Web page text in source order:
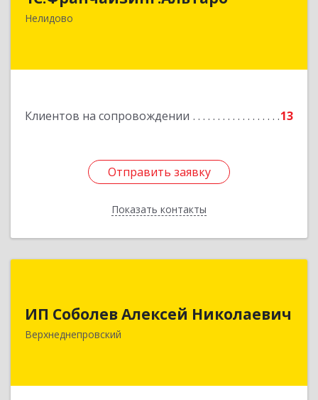
Нелидово
Клиентов на сопровождении 13
Отправить заявку
Показать контакты
Отправить заявку
Назад
ИП Соболев Алексей Николаевич
Верхнеднепровский